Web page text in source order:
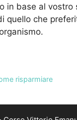
in base al
quello che
risparmiare